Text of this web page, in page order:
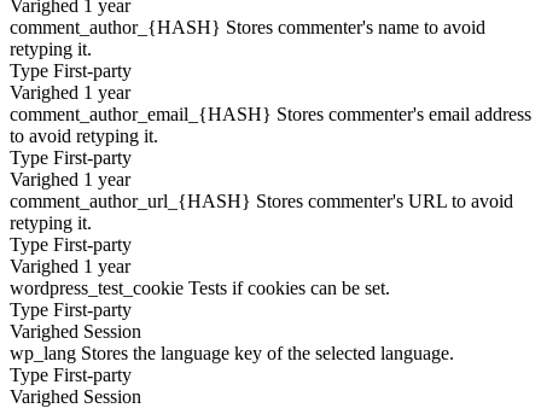
Varighed 1 year
comment_author_{HASH} Stores commenter's name to avoid
retyping it.
Type First-party
Varighed 1 year
comment_author_email_{HASH} Stores commenter's email address
to avoid retyping it.
Type First-party
Varighed 1 year
comment_author_url_{HASH} Stores commenter's URL to avoid
retyping it.
Type First-party
Varighed 1 year
wordpress_test_cookie Tests if cookies can be set.
Type First-party
Varighed Session
wp_lang Stores the language key of the selected language.
Type First-party
Varighed Session